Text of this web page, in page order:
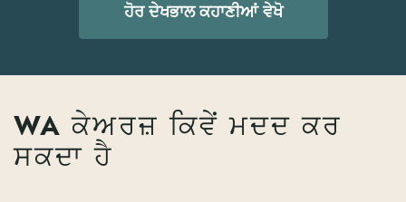
ਹੋਰ ਦੇਖਭਾਲ ਕਹਾਣੀਆਂ ਵੇਖੋ
WA ਕੇਅਰਜ਼ ਕਿਵੇਂ ਮਦਦ ਕਰ
ਸਕਦਾ ਹੈ